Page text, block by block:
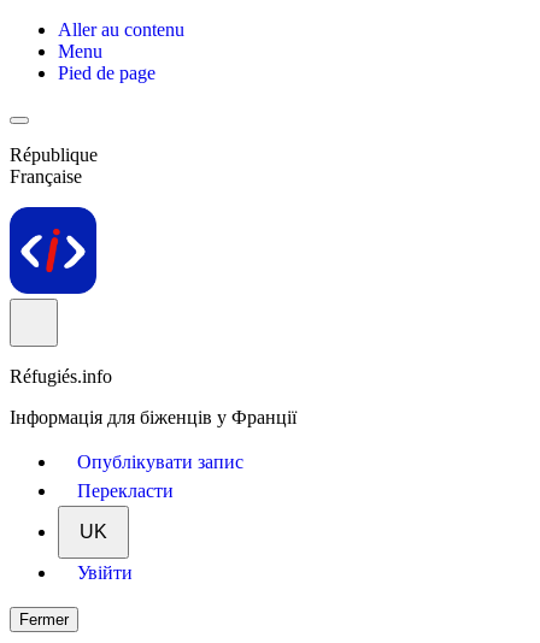
Aller au contenu
Menu
Pied de page
République
Française
Réfugiés.info
Інформація для біженців у Франції
Опублікувати запис
Перекласти
UK
Увійти
Fermer